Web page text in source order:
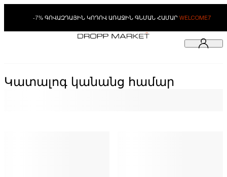
-7% ԳՈՎԱԶԴԱՅԻՆ ԿՈԴՈՎ ԱՌԱՋԻՆ ԳՆՄԱՆ ՀԱՄԱՐ WELCOME7
Կատալոգ կանանց համար